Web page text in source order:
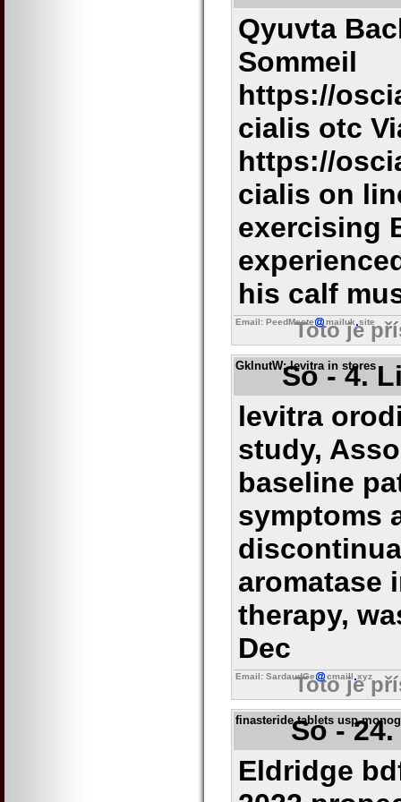
Qyuvta
Sommeil
https://
cialis otc
https://
cialis on
exercising
his calf
Email: PeedMeete mailuk site
Toto je
GklnutW: levitra in stores
So - 4.
levitra
study,
baseline
symptoms
aromatase
therapy,
Dec
Email: SardaudGe cmaill xyz
Toto je
finasteride tablets usp
So -
Eldridge